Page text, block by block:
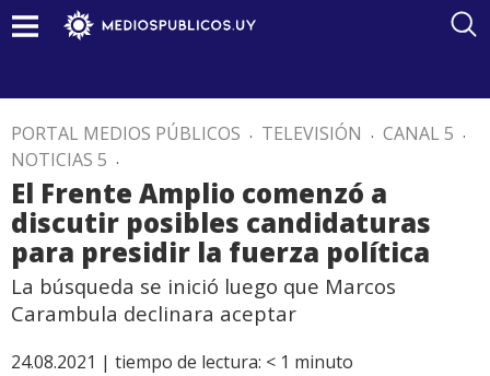
PORTAL MEDIOS PÚBLICOS . TELEVISIÓN . CANAL 5 .
NOTICIAS 5 .
El Frente Amplio comenzó a
discutir posibles candidaturas
para presidir la fuerza política
La búsqueda se inició luego que Marcos
Carambula declinara aceptar
24.08.2021 | tiempo de lectura: < 1 minuto